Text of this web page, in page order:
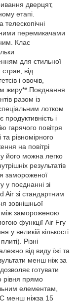
дверцят,
етапі.
перемикачами
Клас
для стильної
від
і овочів,
жиру**.Поєднання
разом із
лотком
і
гарячого повітря
рівномірного
на повітрі
його можна легко
результатів
замороженої
у поєднанні зі
Air зі стандартним
зовнішньої
між замороженою
функції Air Fry
у великій кількості
Різні
від виду їжі та
менш ніж за
готувати
рівня прямо
елементам,
менш ніжза 15